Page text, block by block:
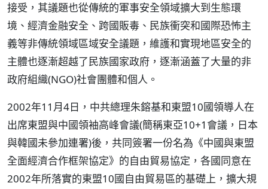
接受，其議題也從傳統的軍事安全領域擴大到生態環
境、經濟金融安全、跨國販毒、民族衝突和國際恐怖主
義等非傳統領域區域安全議題，維護和實現地區安全的
主體也逐漸超越了民族國家政府，逐漸涵蓋了大量的非
政府組織(NGO)社會團體和個人。
2002年11月4日，中共總理朱鎔基和東盟10國領導人在
出席東盟與中國領袖高峰會議(簡稱東亞10+1會議，日本
與韓國未參加連署)後，共同簽署一份名為《中國與東盟
全面經濟合作框架協定》的自由貿易協定，各國同意在
2002年所落實的東盟10國自由貿易區的基礎上，擴大規